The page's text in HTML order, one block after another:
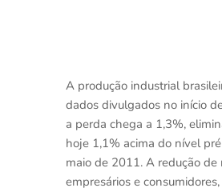
A produção industrial
dados divulgados no início
a perda chega a 1,3%,
hoje 1,1% acima do nível
maio de 2011. A redução
empresários e